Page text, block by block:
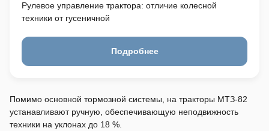
Рулевое управление трактора: отличие колесной
техники от гусеничной
Подробнее
Помимо основной тормозной системы, на тракторы МТЗ-82
устанавливают ручную, обеспечивающую неподвижность
техники на уклонах до 18 %.